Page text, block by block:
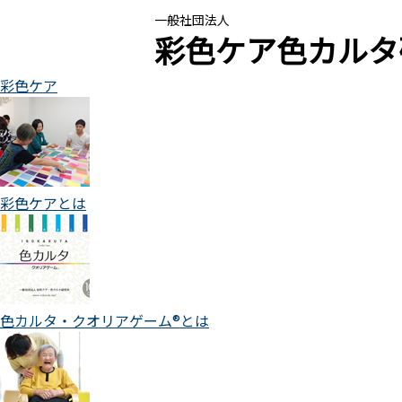
一般社団法人
彩色ケア色カル
彩色ケア
彩色ケアとは
色カルタ・クオリアゲーム®とは